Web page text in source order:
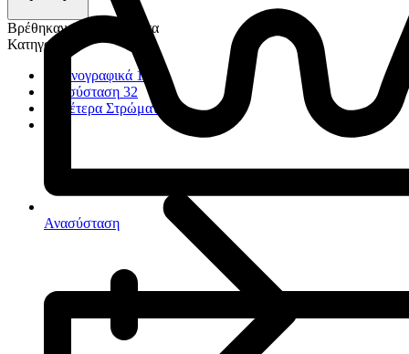
Ανασύσταση
Βρέθηκαν 1.260 προϊόντα
Κατηγορία
Ακτινογραφικά 17
Ανασύσταση 32
Ουδέτερα Στρώματα
23